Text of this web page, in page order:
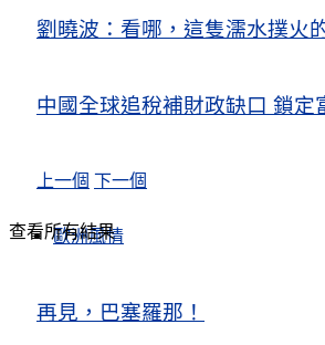
劉曉波：看哪，這隻濡水撲火
中國全球追稅補財政缺口 鎖定
上一個 下一個
歐洲風情
再見，巴塞羅那！
查看所有結果